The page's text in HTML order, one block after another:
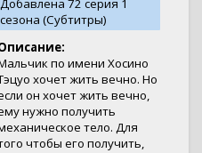
Добавлена 72 серия 1
сезона (Субтитры)
по имени Хосино
хочет жить вечно. Но
он хочет жить вечно,
нужно получить
тело. Для
чтобы его получить,